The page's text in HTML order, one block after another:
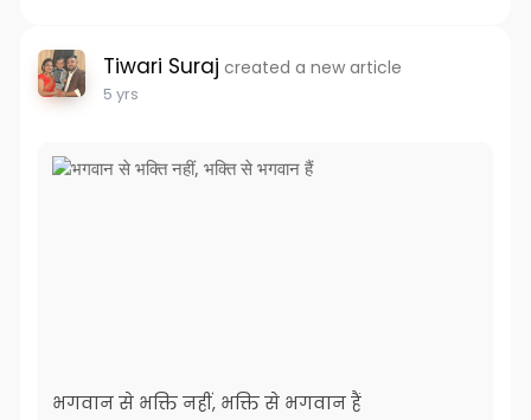
Tiwari Suraj created a new article
5 yrs
भगवान से भक्ति नहीं, भक्ति से भगवान हैं